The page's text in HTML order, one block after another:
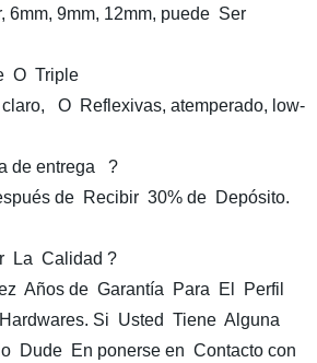
9mm, 12mm, puede Ser
O Triple
O Reflexivas, atemperado, low-
de entrega ?
de Recibir 30% de Depósito.
La Calidad ?
Años de Garantía Para El Perfil
Si Usted Tiene Alguna
Dude En ponerse en Contacto con